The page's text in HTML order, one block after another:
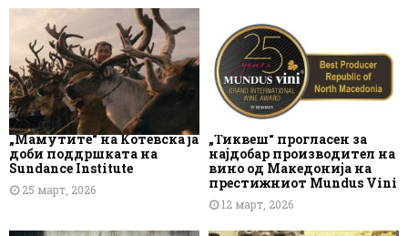
„Мамутите“ на Котевска ја
доби поддршката на
Sundance Institute
25 март, 2026
„Тиквеш“ прогласен за
најдобар производител на
вино од Македонија на
престижниот Mundus Vini
12 март, 2026